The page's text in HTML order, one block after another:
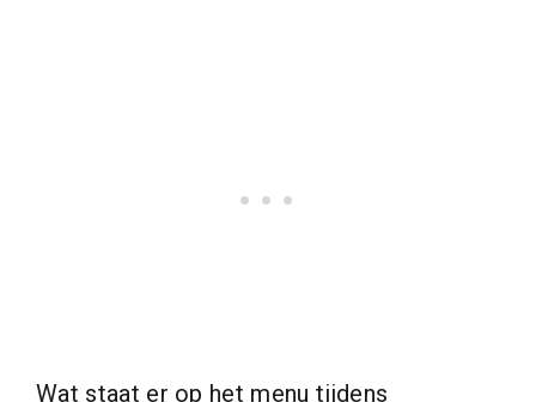
Wat staat er op het menu tijdens